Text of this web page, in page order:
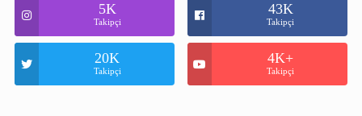
5K
Takipçi
43K
Takipçi
20K
Takipçi
4K+
Takipçi